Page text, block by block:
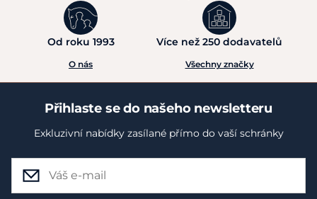
Od roku 1993
O nás
Více než 250 dodavatelů
Všechny značky
Přihlaste se do našeho newsletteru
Exkluzivní nabídky zasílané přímo do vaší schránky